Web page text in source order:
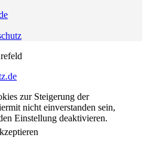
zur Steigerung der
nicht einverstanden sein,
Einstellung deaktivieren.